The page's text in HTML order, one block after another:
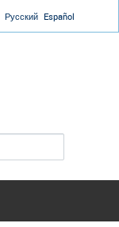
Русский Español